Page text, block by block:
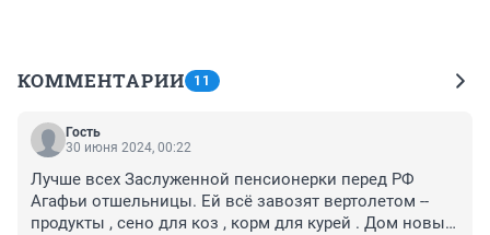
КОММЕНТАРИИ 11
Гость
30 июня 2024, 00:22
Лучше всех Заслуженной пенсионерки перед РФ
Агафьи отшельницы. Ей всё завозят вертолетом --
продукты , сено для коз , корм для курей . Дом новый